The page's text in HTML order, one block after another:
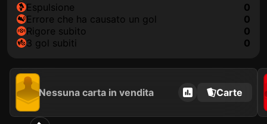
Espulsione
0
Errore che ha causato un gol
0
Rigore subito
0
3 gol subiti
0
Nessuna carta in vendita Carte